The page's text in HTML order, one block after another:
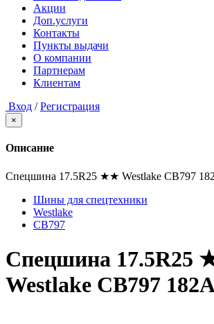
Акции
Доп.услуги
Контакты
Пункты выдачи
О компании
Партнерам
Клиентам
Вход / Регистрация
×
Описание
Спецшина 17.5R25 ★★ Westlake CB797
Шины для спецтехники
Westlake
CB797
Спецшина 17.5R25
Westlake CB797